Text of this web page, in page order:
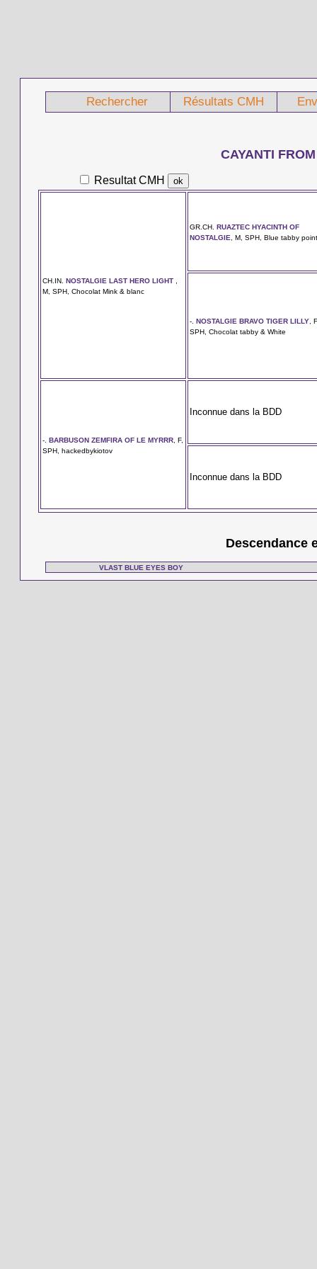
Rechercher Résultats CMH
CAYANTI
Resultat CMH
CH.IN. NOSTALGIE LAST HERO LIGHT
M, SPH, Chocolat Mink & blanc
GR.CH. RUAZTEC HYACINTH OF
NOSTALGIE , M, SPH, Blue tabby point
-. NOSTALGIE BRAVO TIGER LILLY ,
SPH, Chocolat tabby & White
-. BARBUSON ZEMFIRA OF LE MYRRR , F,
SPH, hackedbykiotov
Inconnue dans la BDD
Inconnue dans la BDD
Descendance
VLAST BLUE EYES BOY